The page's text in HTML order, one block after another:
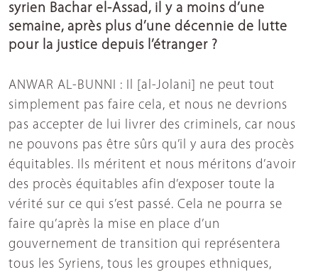
syrien Bachar el-Assad, il y a moins d’une
semaine, après plus d’une décennie de lutte
pour la justice depuis l’étranger ?
ANWAR AL-BUNNI : Il [al-Jolani] ne peut tout
simplement pas faire cela, et nous ne devrions
pas accepter de lui livrer des criminels, car nous
ne pouvons pas être sûrs qu’il y aura des procès
équitables. Ils méritent et nous méritons d’avoir
des procès équitables afin d’exposer toute la
vérité sur ce qui s’est passé. Cela ne pourra se
faire qu’après la mise en place d’un
gouvernement de transition qui représentera
tous les Syriens, tous les groupes ethniques,